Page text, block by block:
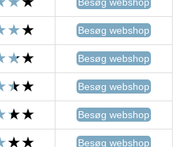
Besøg webshop
Besøg webshop
Besøg webshop
Besøg webshop
Besøg webshop